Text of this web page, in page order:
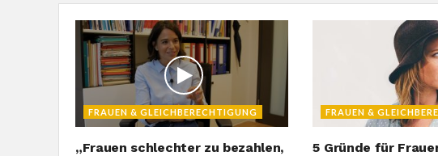
FRAUEN & GLEICHBERECHTIGUNG
„Frauen schlechter zu bezahlen,
FRAUEN &
5 Gründe für